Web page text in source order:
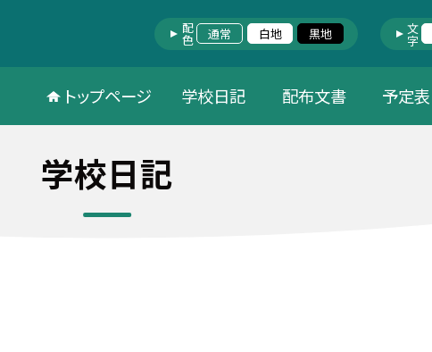
配色 通常 白地 黒地 文字
トップページ 学校日記 配布文書 予定表
学校日記